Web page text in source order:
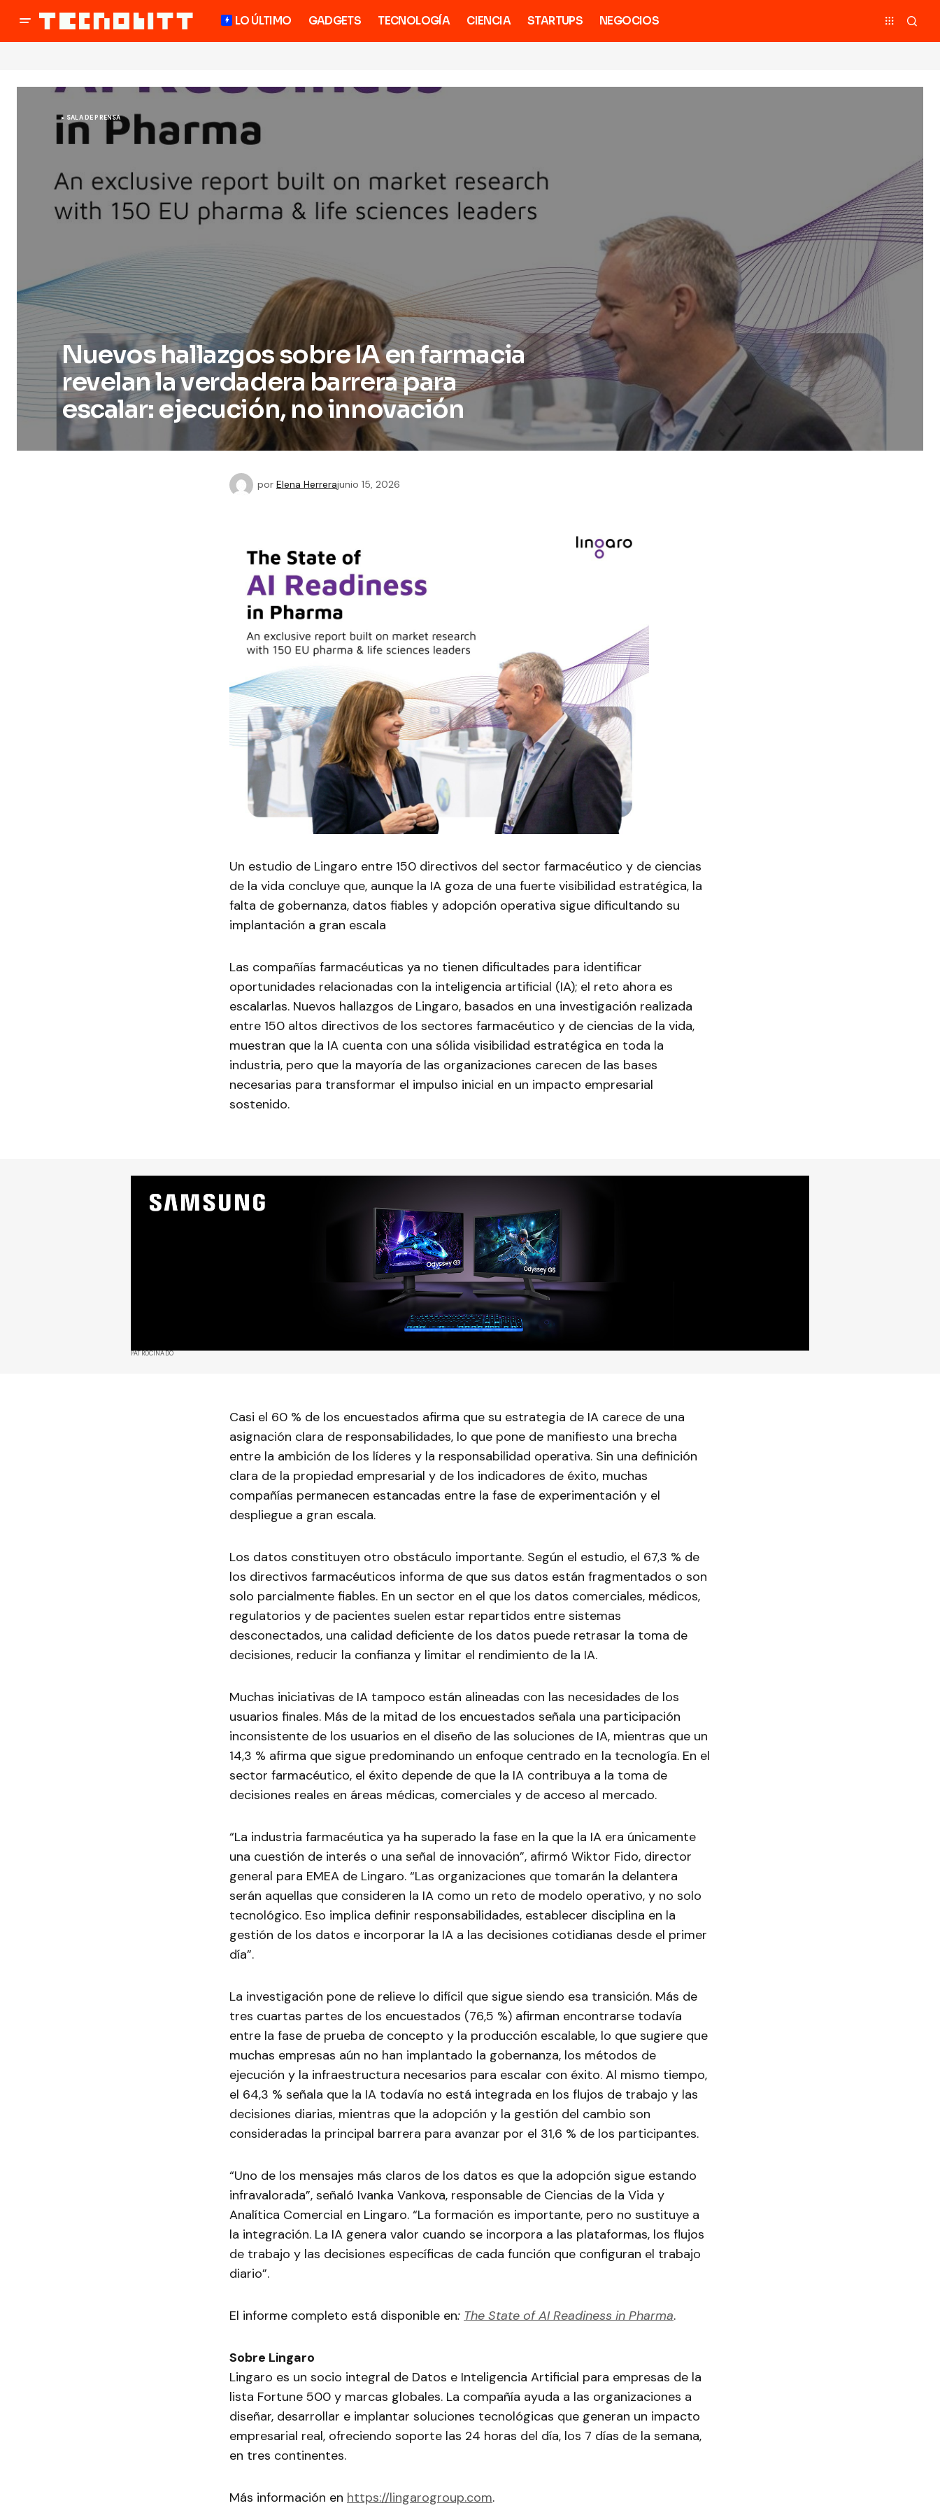
LO ÚLTIMO GADGETS TECNOLOGÍA CIENCIA STARTUPS NEGOCIOS
SALA DE PRENSA
Nuevos hallazgos sobre IA en farmacia
revelan la verdadera barrera para
escalar: ejecución, no innovación
por Elena Herrerajunio 15, 2026
Un estudio de Lingaro entre 150 directivos del sector farmacéutico y de ciencias
de la vida concluye que, aunque la IA goza de una fuerte visibilidad estratégica, la
falta de gobernanza, datos fiables y adopción operativa sigue dificultando su
implantación a gran escala
Las compañías farmacéuticas ya no tienen dificultades para identificar
oportunidades relacionadas con la inteligencia artificial (IA); el reto ahora es
escalarlas. Nuevos hallazgos de Lingaro, basados en una investigación realizada
entre 150 altos directivos de los sectores farmacéutico y de ciencias de la vida,
muestran que la IA cuenta con una sólida visibilidad estratégica en toda la
industria, pero que la mayoría de las organizaciones carecen de las bases
necesarias para transformar el impulso inicial en un impacto empresarial
sostenido.
PATROCINADO
Casi el 60 % de los encuestados afirma que su estrategia de IA carece de una
asignación clara de responsabilidades, lo que pone de manifiesto una brecha
entre la ambición de los líderes y la responsabilidad operativa. Sin una definición
clara de la propiedad empresarial y de los indicadores de éxito, muchas
compañías permanecen estancadas entre la fase de experimentación y el
despliegue a gran escala.
Los datos constituyen otro obstáculo importante. Según el estudio, el 67,3 % de
los directivos farmacéuticos informa de que sus datos están fragmentados o son
solo parcialmente fiables. En un sector en el que los datos comerciales, médicos,
regulatorios y de pacientes suelen estar repartidos entre sistemas
desconectados, una calidad deficiente de los datos puede retrasar la toma de
decisiones, reducir la confianza y limitar el rendimiento de la IA.
Muchas iniciativas de IA tampoco están alineadas con las necesidades de los
usuarios finales. Más de la mitad de los encuestados señala una participación
inconsistente de los usuarios en el diseño de las soluciones de IA, mientras que un
14,3 % afirma que sigue predominando un enfoque centrado en la tecnología. En el
sector farmacéutico, el éxito depende de que la IA contribuya a la toma de
decisiones reales en áreas médicas, comerciales y de acceso al mercado.
“La industria farmacéutica ya ha superado la fase en la que la IA era únicamente
una cuestión de interés o una señal de innovación”, afirmó Wiktor Fido, director
general para EMEA de Lingaro. “Las organizaciones que tomarán la delantera
serán aquellas que consideren la IA como un reto de modelo operativo, y no solo
tecnológico. Eso implica definir responsabilidades, establecer disciplina en la
gestión de los datos e incorporar la IA a las decisiones cotidianas desde el primer
día”.
La investigación pone de relieve lo difícil que sigue siendo esa transición. Más de
tres cuartas partes de los encuestados (76,5 %) afirman encontrarse todavía
entre la fase de prueba de concepto y la producción escalable, lo que sugiere que
muchas empresas aún no han implantado la gobernanza, los métodos de
ejecución y la infraestructura necesarios para escalar con éxito. Al mismo tiempo,
el 64,3 % señala que la IA todavía no está integrada en los flujos de trabajo y las
decisiones diarias, mientras que la adopción y la gestión del cambio son
consideradas la principal barrera para avanzar por el 31,6 % de los participantes.
“Uno de los mensajes más claros de los datos es que la adopción sigue estando
infravalorada”, señaló Ivanka Vankova, responsable de Ciencias de la Vida y
Analítica Comercial en Lingaro. “La formación es importante, pero no sustituye a
la integración. La IA genera valor cuando se incorpora a las plataformas, los flujos
de trabajo y las decisiones específicas de cada función que configuran el trabajo
diario”.
El informe completo está disponible en: The State of AI Readiness in Pharma.
Sobre Lingaro
Lingaro es un socio integral de Datos e Inteligencia Artificial para empresas de la
lista Fortune 500 y marcas globales. La compañía ayuda a las organizaciones a
diseñar, desarrollar e implantar soluciones tecnológicas que generan un impacto
empresarial real, ofreciendo soporte las 24 horas del día, los 7 días de la semana,
en tres continentes.
Más información en https://lingarogroup.com.